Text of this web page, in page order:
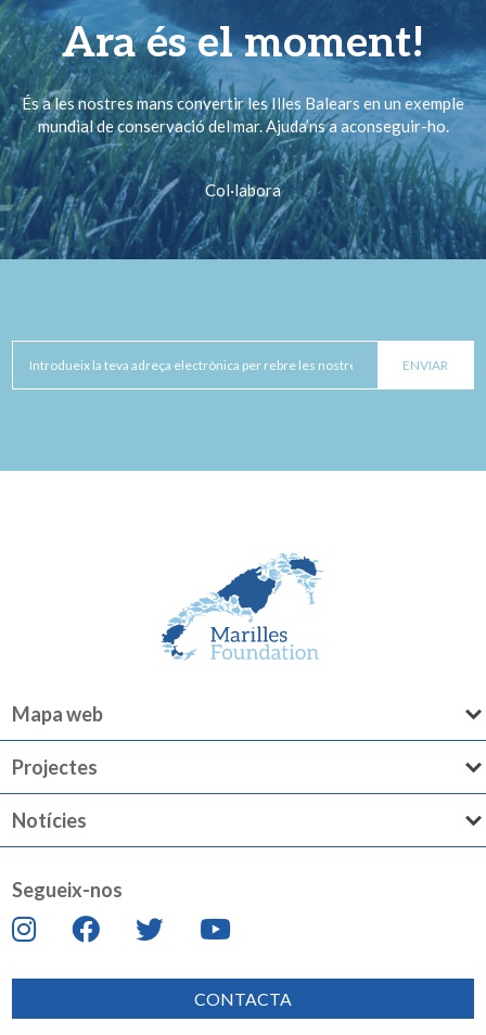
Ara és el moment!
És a les nostres mans convertir les Illes Balears en un exemple
mundial de conservació del mar. Ajuda’ns a aconseguir-ho.
Col·labora
Mapa web
Projectes
Notícies
Segueix-nos
CONTACTA